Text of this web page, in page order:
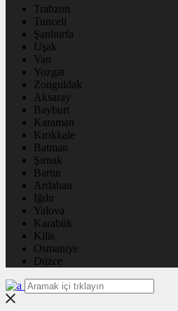
Trabzon
Tunceli
Şanlıurfa
Uşak
Van
Yozgat
Zonguldak
Aksaray
Bayburt
Karaman
Kırıkkale
Batman
Şırnak
Bartın
Ardahan
Iğdır
Yalova
Karabük
Kilis
Osmaniye
Düzce